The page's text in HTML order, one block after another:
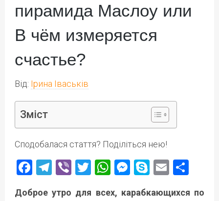
пирамида Маслоу или
В чём измеряется
счастье?
Від: Ірина Іваськів
Зміст
Сподобалася стаття? Поділіться нею!
Facebook
Telegram
ViberTwitter
WhatsApp
Messenger
Skype
Email
Доброе утро для всех, карабкающихся по